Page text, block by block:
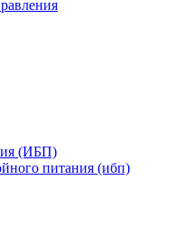
(ИБП)
питания (ибп)